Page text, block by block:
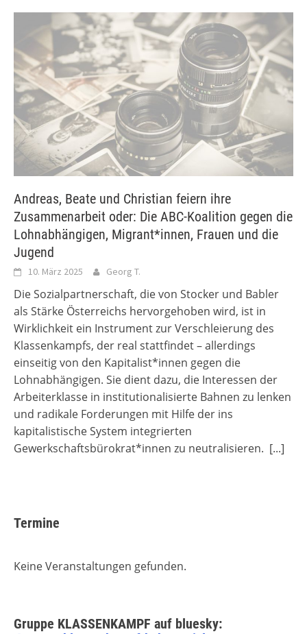
Andreas, Beate und Christian feiern ihre
Zusammenarbeit oder: Die ABC-Koalition gegen die
Lohnabhängigen, Migrant*innen, Frauen und die
Jugend
10. März 2025 Georg T.
Die Sozialpartnerschaft, die von Stocker und Babler
als Stärke Österreichs hervorgehoben wird, ist in
Wirklichkeit ein Instrument zur Verschleierung des
Klassenkampfs, der real stattfindet – allerdings
einseitig von den Kapitalist*innen gegen die
Lohnabhängigen. Sie dient dazu, die Interessen der
Arbeiterklasse in institutionalisierte Bahnen zu lenken
und radikale Forderungen mit Hilfe der ins
kapitalistische System integrierten
Gewerkschaftsbürokrat*innen zu neutralisieren. [...]
Termine
Keine Veranstaltungen gefunden.
Gruppe KLASSENKAMPF auf bluesky: